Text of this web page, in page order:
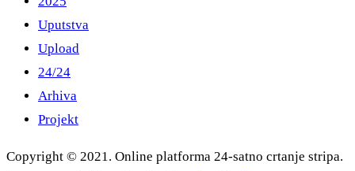
Uputstva
Upload
24/24
Arhiva
Projekt
Copyright © 2021. Online platforma 24-satno crtanje stripa.